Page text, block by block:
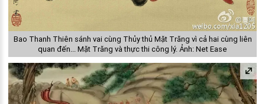
Bao Thanh Thiên sánh vai cùng Thủy thủ Mặt Trăng vì cả hai cùng liên
quan đến... Mặt Trăng và thực thi công lý. Ảnh: Net Ease